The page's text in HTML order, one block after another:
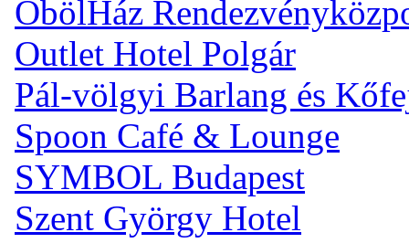
ÖbölHáz
Outlet Hotel Polgár
Pál-völgyi Barlang és
Spoon Café & Lounge
SYMBOL Budapest
Szent György Hotel